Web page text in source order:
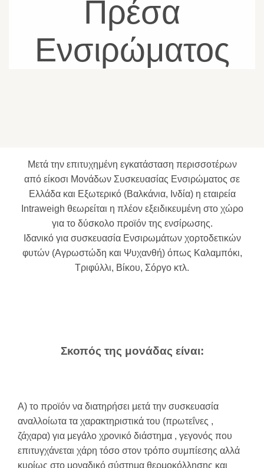
Πρέσα
Ενσιρώματος
Μετά την επιτυχημένη εγκατάσταση περισσοτέρων
από είκοσι Μονάδων Συσκευασίας Ενσιρώματος σε
Ελλάδα και Εξωτερικό (Βαλκάνια, Ινδία) η εταιρεία
Intraweigh θεωρείται η πλέον εξειδικευμένη στο χώρο
για το δύσκολο προϊόν της ενσίρωσης.
Ιδανικό για συσκευασία Ενσιρωμάτων χορτοδετικών
φυτών (Αγρωστώδη και Ψυχανθή) όπως Καλαμπόκι,
Τριφύλλι, Βίκου, Σόργο κτλ.
Σκοπός της μονάδας είναι:
A) το προϊόν να διατηρήσει μετά την συσκευασία
αναλλοίωτα τα χαρακτηριστικά του (πρωτεΐνες ,
ζάχαρα) για μεγάλο χρονικό διάστημα , γεγονός που
επιτυγχάνεται χάρη τόσο στον τρόπο συμπίεσης αλλά
κυρίως στο μοναδικό σύστημα θερμοκόλλησης και